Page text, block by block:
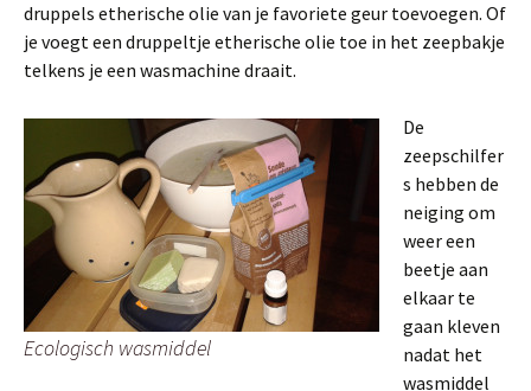
druppels etherische olie van je favoriete geur toevoegen. Of
je voegt een druppeltje etherische olie toe in het zeepbakje
telkens je een wasmachine draait.
Ecologisch wasmiddel
De
zeepschilfer
s hebben de
neiging om
weer een
beetje aan
elkaar te
gaan kleven
nadat het
wasmiddel